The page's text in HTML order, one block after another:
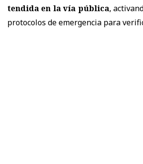
tendida en la vía pública,
protocolos de emergencia para